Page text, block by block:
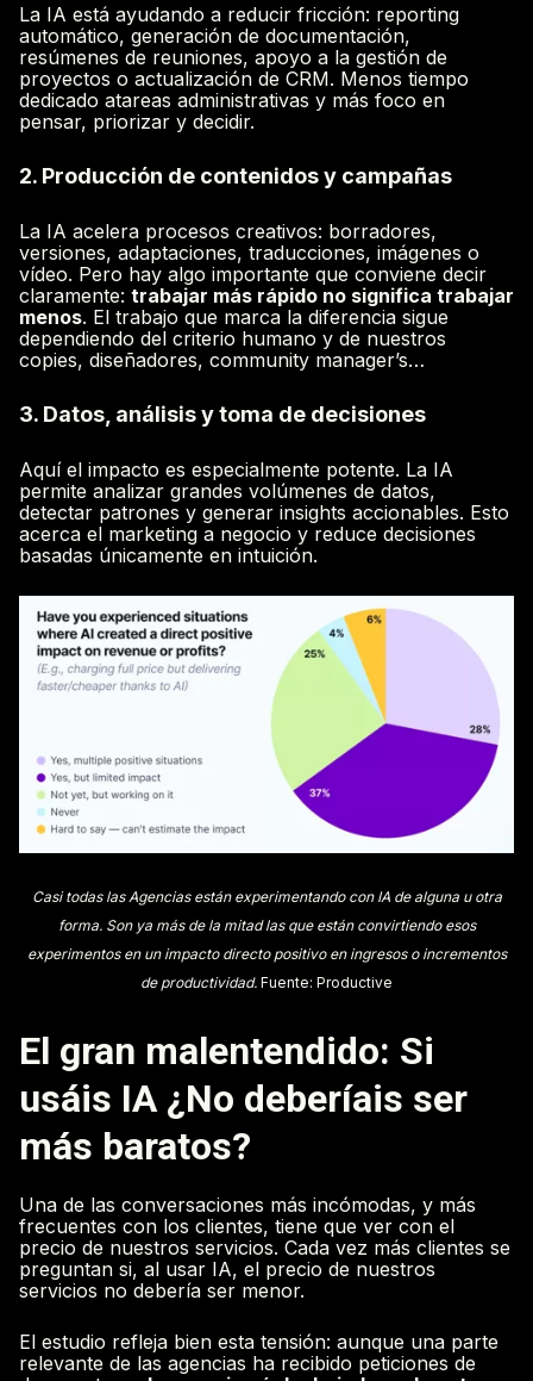
La IA está ayudando a reducir fricción: reporting
automático, generación de documentación,
resúmenes de reuniones, apoyo a la gestión de
proyectos o actualización de CRM. Menos tiempo
dedicado atareas administrativas y más foco en
pensar, priorizar y decidir.
2. Producción de contenidos y campañas
La IA acelera procesos creativos: borradores,
versiones, adaptaciones, traducciones, imágenes o
vídeo. Pero hay algo importante que conviene decir
claramente: trabajar más rápido no significa trabajar
menos. El trabajo que marca la diferencia sigue
dependiendo del criterio humano y de nuestros
copies, diseñadores, community manager’s…
3. Datos, análisis y toma de decisiones
Aquí el impacto es especialmente potente. La IA
permite analizar grandes volúmenes de datos,
detectar patrones y generar insights accionables. Esto
acerca el marketing a negocio y reduce decisiones
basadas únicamente en intuición.
Casi todas las Agencias están experimentando con IA de alguna u otra
forma. Son ya más de la mitad las que están convirtiendo esos
experimentos en un impacto directo positivo en ingresos o incrementos
de productividad. Fuente: Productive
El gran malentendido: Si
usáis IA ¿No deberíais ser
más baratos?
Una de las conversaciones más incómodas, y más
frecuentes con los clientes, tiene que ver con el
precio de nuestros servicios. Cada vez más clientes se
preguntan si, al usar IA, el precio de nuestros
servicios no debería ser menor.
El estudio refleja bien esta tensión: aunque una parte
relevante de las agencias ha recibido peticiones de